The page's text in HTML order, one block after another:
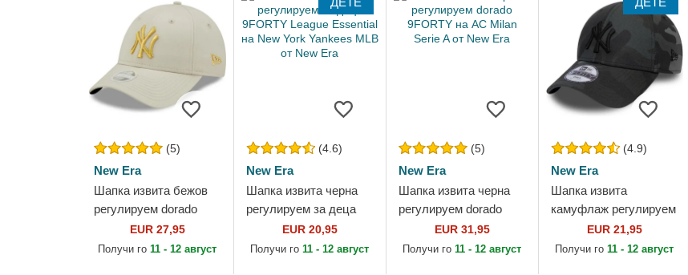
(5)
New Era
Шапка извита бежов
регулируем dorado
9FORTY Metallic на
New York Yankees
EUR 27,95
Получи го11 - 12 август
(4.6)
New Era
Шапка извита черна
регулируем за деца
9FORTY League
Essential на New York
EUR 20,95
Получи го11 - 12 август
(5)
New Era
Шапка извита черна
регулируем dorado
9FORTY на AC Milan
Serie A от New Era
EUR 31,95
Получи го11 - 12 август
(4.9)
New Era
Шапка извита
камуфлаж регулируем
за деца 9FORTY
League Essential на
EUR 21,95
Получи го11 - 12 август